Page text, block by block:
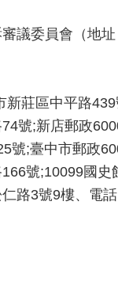
議委員會（地
莊區中平路
號;新店郵政
;臺中市郵政
號;10099國
路3號9樓、電